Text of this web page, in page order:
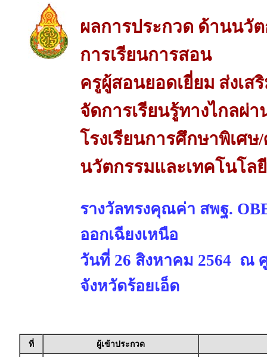
ผลการประกวด ด้านนวั
การเรียนการสอน
ครูผู้สอนยอดเยี่ยม ส่งเส
จัดการเรียนรู้ทางไกลผ่
โรงเรียนการศึกษาพิเศ
นวัตกรรมและเทคโนโล
รางวัลทรงคุณค่า สพฐ.
ออกเฉียงเหนือ
วันที่ 26 สิงหาคม 2564 ณ
จังหวัดร้อยเอ็ด
ที่
ผู้เข้าประกวด